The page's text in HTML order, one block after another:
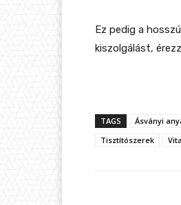
Ez pedig a
kiszolgálást,
TAGS Ásványi
Tisztítószerek